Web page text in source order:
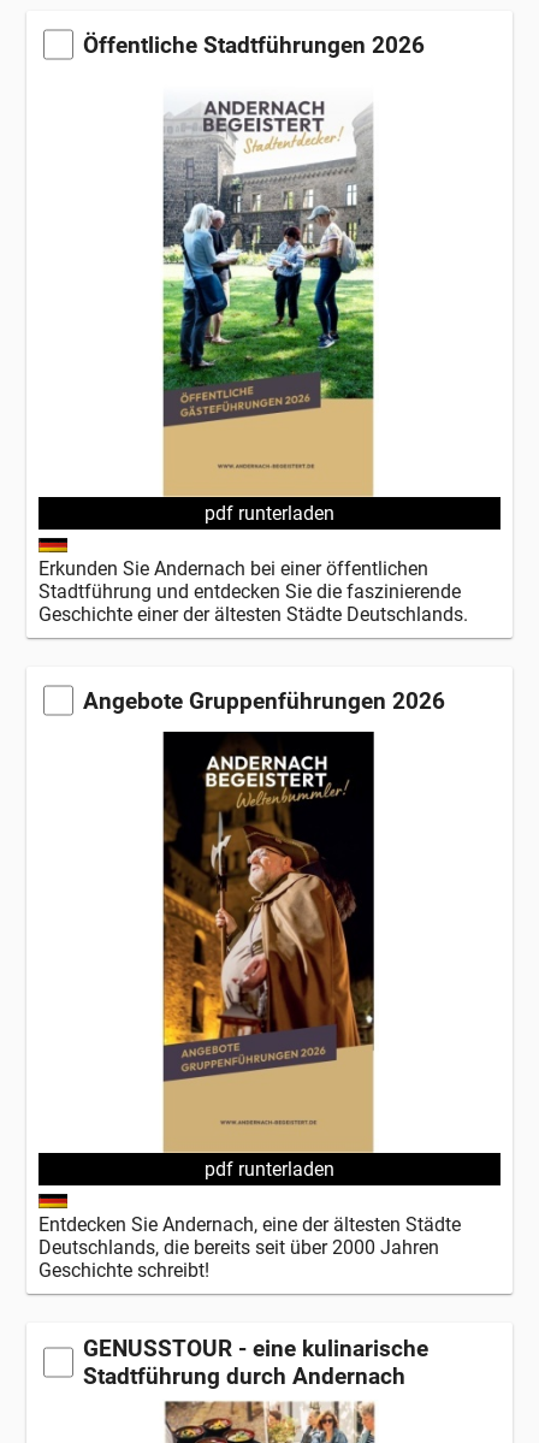
Öffentliche Stadtführungen 2026
pdf runterladen
Erkunden Sie Andernach bei einer öffentlichen
Stadtführung und entdecken Sie die faszinierende
Geschichte einer der ältesten Städte Deutschlands.
Angebote Gruppenführungen 2026
pdf runterladen
Entdecken Sie Andernach, eine der ältesten Städte
Deutschlands, die bereits seit über 2000 Jahren
Geschichte schreibt!
GENUSSTOUR - eine kulinarische
Stadtführung durch Andernach